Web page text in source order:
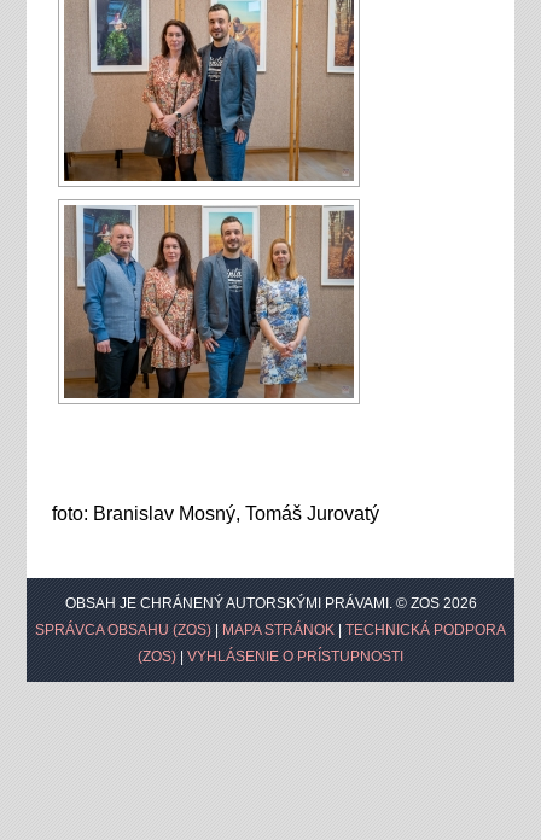
foto: Branislav Mosný, Tomáš Jurovatý
OBSAH JE CHRÁNENÝ AUTORSKÝMI PRÁVAMI. © ZOS 2026
SPRÁVCA OBSAHU (ZOS)
MAPA STRÁNOK
TECHNICKÁ PODPORA
(ZOS)
VYHLÁSENIE O PRÍSTUPNOSTI